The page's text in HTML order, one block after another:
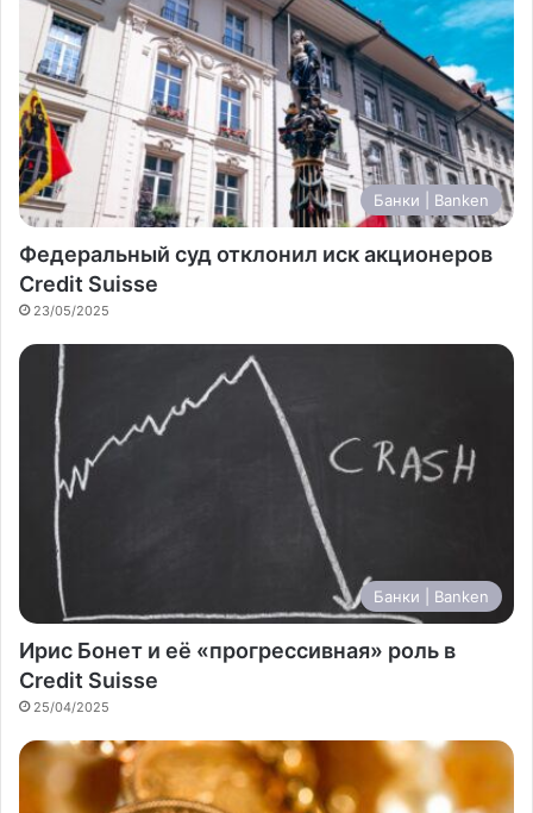
Банки | Banken
Федеральный суд отклонил иск акционеров
Credit Suisse
23/05/2025
Банки | Banken
Ирис Бонет и её «прогрессивная» роль в
Credit Suisse
25/04/2025